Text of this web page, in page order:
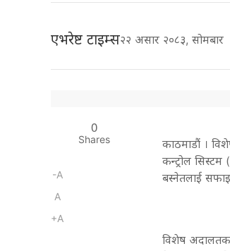
एभरेष्ट टाइम्स२२ असार २०८३, सोमबार
0
Shares
-A
A
+A
काठमाडौं ।
कन्ट्रोल सिस्टम
बस्नेतलाई
विशेष अदालतका